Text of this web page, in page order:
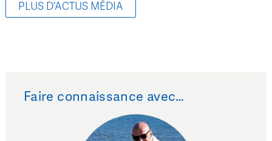
PLUS D’ACTUS MÉDIA
Faire connaissance avec…